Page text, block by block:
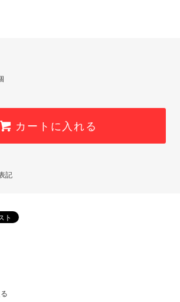
カートに入れる
記